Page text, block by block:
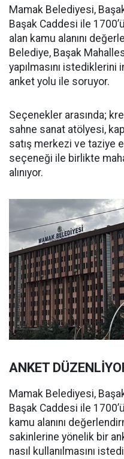
Mamak Belediyesi,
Başak Caddesi ile
alan kamu alanını
Belediye, Başak
yapılmasını
anket yolu ile soruyor.
Seçenekler arasında;
sahne sanat atölyesi,
satış merkezi ve taziye
seçeneği ile birlikte
alınıyor.
ANKET
Mamak Belediyesi,
Başak Caddesi ile
kamu alanını
sakinlerine yönelik bir
nasıl kullanılmasını